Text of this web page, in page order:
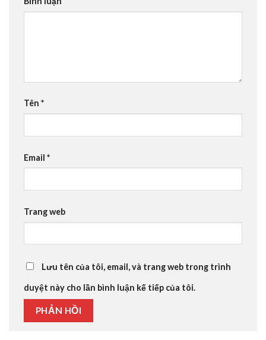
Tên *
Email *
Trang web
Lưu tên của tôi, email, và trang web trong trình
duyệt này cho lần bình luận kế tiếp của tôi.